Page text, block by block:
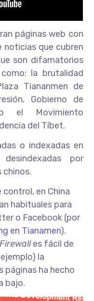
páginas web con
que cubren
son difamatorios
la brutalidad
Tiananmen de
Gobierno de
el Movimiento
del Tíbet.
o indexadas en
por
chinos.
en China
habituales para
o Facebook (por
en Tianamen).
es fácil de
la
páginas ha hecho
bajo.